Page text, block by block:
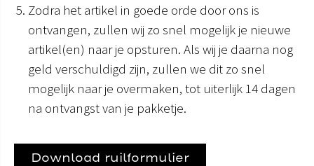
Zodra het artikel in goede orde door ons is
ontvangen, zullen wij zo snel mogelijk je nieuwe
artikel(en) naar je opsturen. Als wij je daarna nog
geld verschuldigd zijn, zullen we dit zo snel
mogelijk naar je overmaken, tot uiterlijk 14 dagen
na ontvangst van je pakketje.
Download ruilformulier